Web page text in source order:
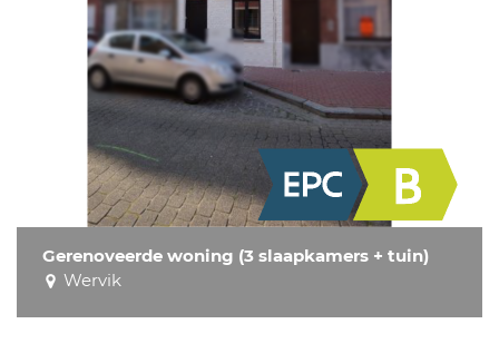
Gerenoveerde woning (3 slaapkamers + tuin)
Wervik